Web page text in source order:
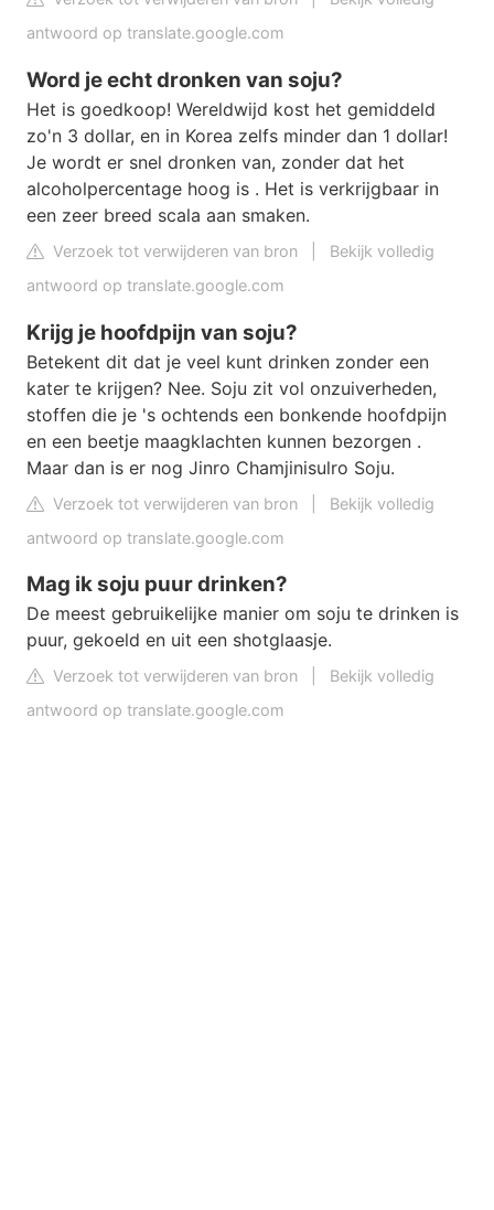
antwoord op translate.google.com
Word je echt dronken van soju?
Het is goedkoop! Wereldwijd kost het gemiddeld
zo'n 3 dollar, en in Korea zelfs minder dan 1 dollar!
Je wordt er snel dronken van, zonder dat het
alcoholpercentage hoog is . Het is verkrijgbaar in
een zeer breed scala aan smaken.
Verzoek tot verwijderen van bron
Bekijk volledig
antwoord op translate.google.com
Krijg je hoofdpijn van soju?
Betekent dit dat je veel kunt drinken zonder een
kater te krijgen? Nee. Soju zit vol onzuiverheden,
stoffen die je 's ochtends een bonkende hoofdpijn
en een beetje maagklachten kunnen bezorgen .
Maar dan is er nog Jinro Chamjinisulro Soju.
Verzoek tot verwijderen van bron
Bekijk volledig
antwoord op translate.google.com
Mag ik soju puur drinken?
De meest gebruikelijke manier om soju te drinken is
puur, gekoeld en uit een shotglaasje.
Verzoek tot verwijderen van bron
Bekijk volledig
antwoord op translate.google.com